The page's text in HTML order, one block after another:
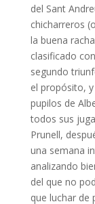
del Sant
chicharreros
la buena
clasificado
segundo
el propósito,
pupilos de
todos sus
Prunell,
una semana
analizando
del que no
que luchar de